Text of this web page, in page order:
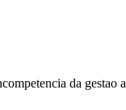
da gestao